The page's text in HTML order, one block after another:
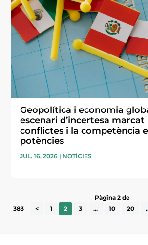
Geopolítica i economia
escenari d’incertesa marcat
conflictes i la competència
potències
JUL. 16, 2026 | NOTÍCIES
Pàgina 2 de
383
< 1 2 3 ... 10 20